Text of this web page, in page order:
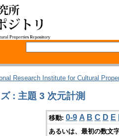
Research Institute for Cultural
: 主題 3 次元計測
移動: 0-9 A B C D E
あるいは、最初の数文